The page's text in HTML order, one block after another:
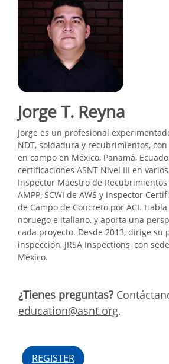
Jorge T. Reyna
Jorge es un profesional
NDT, soldadura y recubrimientos,
en campo en México, Panamá,
certificaciones ASNT Nivel III en
Inspector Maestro de
AMPP, SCWI de AWS y Inspector
de Campo de Concreto por ACI.
noruego e italiano, y aporta una
cada proyecto. Desde 2013, dirige su
inspección, JRSA Inspections, con
México.
¿Tienes preguntas?
education@asnt.org.
REGISTER